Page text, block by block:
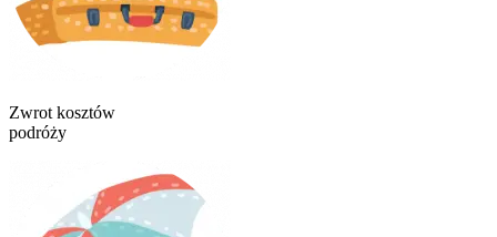
Zwrot kosztów
podróży